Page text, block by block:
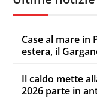
Case al mare in
estera, il
Il caldo mette
2026 parte in